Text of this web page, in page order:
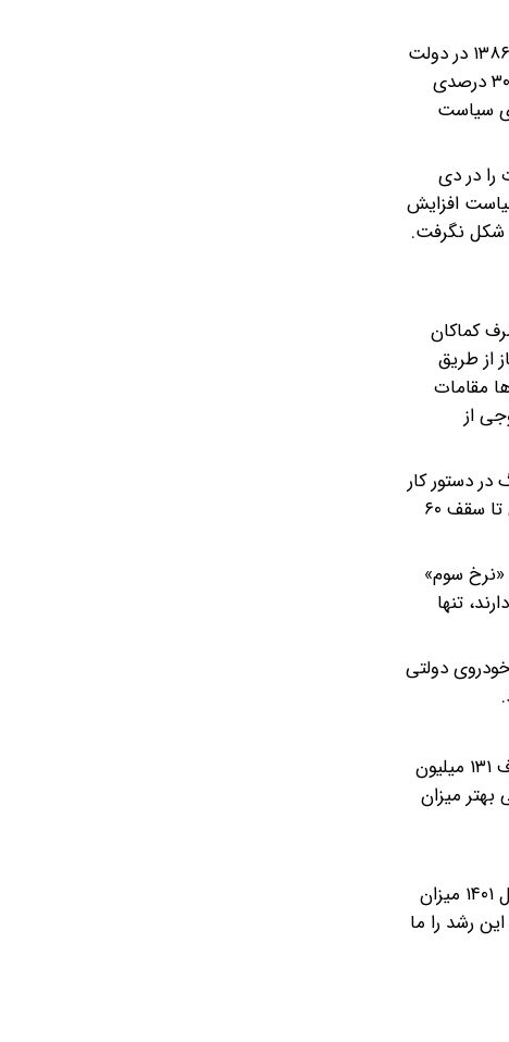
در ۲۰ سال اخیر افزایش قیمت بنزین در دو مقطع، اعتراض‌های شدید مردمی را به دنبال داشت. اولین‌بار، اعتراض‌ها در تیر ماه ۱۳۸۶ در دولت
محمود احمدی‌نژاد شکل گرفت. در آن مقطع دولت سیاست بنزین دونرخی را با موافقت مجلس اجرایی کرد. سیاستی که رشد ۳۰۰ درصدی
سیاست
اعتراضات را در دی
افزایش
شکل نگرفت.
کماکان
از طریق
مقامات
از
دستور کار
دولت نبود. براساس مصوبه آذر ۱۴۰۴ دولت پزشکیان، بنزین «سه‌نرخی» شد. بر مبنای این مصوبه سهمیه‌های هزارو ۵۰۰ تومانی تا سقف ۶۰
بودن «نرخ سوم»
تنها
دوگانه‌سوز ۵۰ درصد کاهش پیدا کند.» در این مصوبه، سهمیه یارانه‌ای ۱۸۰ هزار خودروی دولتی
بر اساس جدیدترین داده‌های سازمان برنامه و بودجه کشور، قبل از اجرای مصوبه کاهش مصرف بنزین در آذر ۱۴۰۴، میزان مصرف ۱۳۱ میلیون
۱۵ میلیون لیتر شد. به عبارتی بهتر میزان
آمارهای رسمی سازمان برنامه و بودجه نشان میدهد، در سال‌های ۱۴۰۱ تا ۱۴۰۴ میزان مصرف بنزین در کشور صعودی بود. در سال ۱۴۰۱ میزان
این سال‌ها میزان مصرف بنزین ۷ درصد رشد کرد. این رشد را ما